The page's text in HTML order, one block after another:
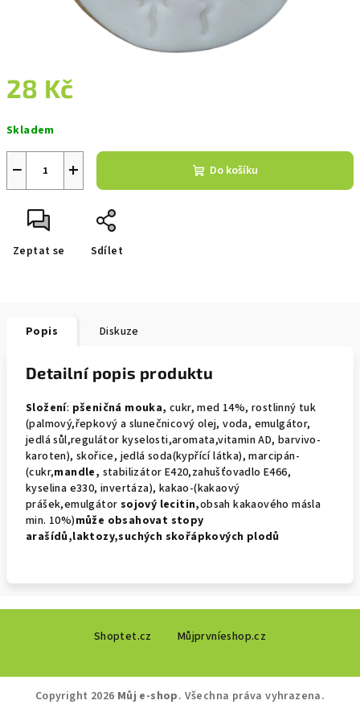
28 Kč
cena:
Skladem
+
− Do košíku
Zeptat se Sdílet
Popis Diskuze
Detailní popis produktu
Složení: pšeničná mouka,cukr, med 14%, rostlinný tuk
(palmový,řepkový a slunečnicový olej, voda, emulgátor,
jedlá sůl,regulátor kyselosti,aromata,vitamin AD, barvivo-
karoten), skořice, jedlá soda(kypřící látka), marcipán-
(cukr,mandle, stabilizátor E420,zahušťovadlo E466,
kyselina e330, invertáza), kakao-(kakaový
prášek,emulgátor sojový lecitin,obsah kakaového másla
min. 10%)může obsahovat stopy
arašídů,laktozy,suchých skořápkových plodů
Shoptet.cz Můjprvníeshop.cz
Copyright 2026 Můj e-shop. Všechna práva vyhrazena.